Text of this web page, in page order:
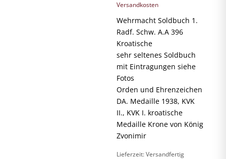
Versandkosten
Wehrmacht Soldbuch 1.
Radf. Schw. A.A 396
Kroatische
sehr seltenes Soldbuch
mit Eintragungen siehe
Fotos
Orden und Ehrenzeichen
DA. Medaille 1938, KVK
II., KVK I. kroatische
Medaille Krone von König
Zvonimir
Lieferzeit:Versandfertig